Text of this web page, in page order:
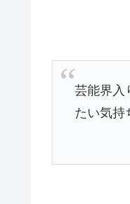
芸能界入
たい気持